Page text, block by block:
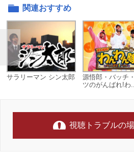
関連おすすめ
サラリーマン シン太郎
源悟郎・バッチ
ツのがんばれ!わ
視聴トラブルの